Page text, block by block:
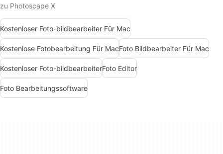
zu Photoscape X
Kostenloser Foto-bildbearbeiter Für Mac
Kostenlose Fotobearbeitung Für MacFoto Bildbearbeiter Für Mac
Kostenloser Foto-bildbearbeiterFoto Editor
Foto Bearbeitungssoftware